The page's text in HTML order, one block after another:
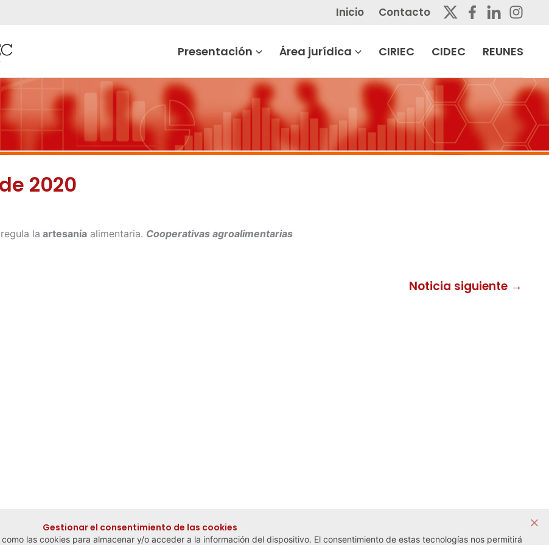
Inicio Contacto
Presentación Área jurídica CIRIEC CIDEC REUNES
2020
la artesanía alimentaria. Cooperativas agroalimentarias
Noticia siguiente →
Gestionar el consentimiento de las cookies
las cookies para almacenar y/o acceder a la información del dispositivo. El consentimiento de estas tecnologías nos permitirá